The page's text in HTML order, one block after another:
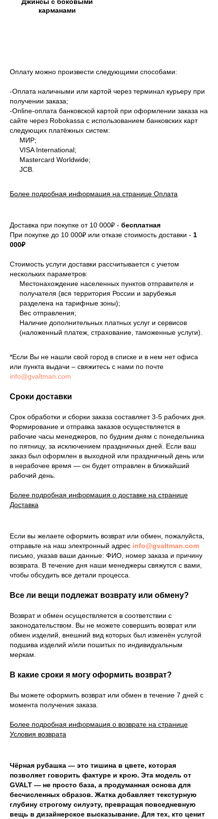
карманами
Оплату можно произвести следующими способами:
-Оплата наличными или картой через терминал курьеру при
получении заказа;
-Оnline-оплата банковской картой при оформлении заказа на
сайте через Robokassa с использованием банковских карт
следующих платёжных систем:
МИР;
VISA International;
Mastercard Worldwide;
JCB.
Более подробная информация на странице Оплата
Доставка при покупке от 10 000₽ - бесплатная
При покупке до 10 000₽ или отказе стоимость доставки - 1
000₽
Стоимость услуги доставки рассчитывается с учетом
нескольких параметров:
Местонахождение населенных пунктов отправителя и
получателя (вся территория России и зарубежья
разделена на тарифные зоны);
Вес отправления;
Наличие дополнительных платных услуг и сервисов
(наложенный платеж, страхование, таможенные услуги).
*Если Вы не нашли свой город в списке и в нем нет офиса
или пункта выдачи – свяжитесь с нами по почте
info@gvaltman.com
Сроки доставки
Срок обработки и сборки заказа составляет 3-5 рабочих дня.
Формирование и отправка заказов осуществляется в
рабочие часы менеджеров, по будним дням с понедельника
по пятницу, за исключением праздничных дней. Если ваш
заказ был оформлен в выходной или праздничный день или
в нерабочее время — он будет отправлен в ближайший
рабочий день.
Более подробная информация о доставке на странице
Доставка
Если вы желаете оформить возврат или обмен, пожалуйста,
отправьте на наш электронный адрес info@gvaltman.com
письмо, указав ваши данные: ФИО, номер заказа и причину
возврата. В течение дня наши менеджеры свяжутся с вами,
чтобы обсудить все детали процесса.
Все ли вещи подлежат возврату или обмену?
Возврат и обмен осуществляется в соответствии с
законодательством. Вы не можете совершить возврат или
обмен изделий, внешний вид которых был изменён услугой
подшива изделий и/или пошитых по индивидуальным
меркам.
В какие сроки я могу оформить возврат?
Вы можете оформить возврат или обмен в течение 7 дней с
момента получения заказа.
Более подробная информация о возврате на странице
Условия возврата
Чёрная рубашка — это тишина в цвете, которая
позволяет говорить фактуре и крою. Эта модель от
GVALT — не просто база, а продуманная основа для
бесчисленных образов. Жатка добавляет текстурную
глубину строгому силуэту, превращая повседневную
вещь в дизайнерское высказывание. Для тех, кто ценит